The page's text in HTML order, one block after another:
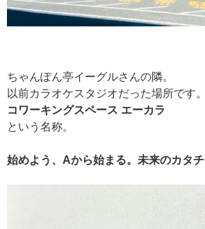
ちゃんぽん亭イーグルさんの隣。
以前カラオケスタジオだった場所です。
コワーキングスペース エーカラ
という名称。
始めよう、Aから始まる。未来のカタチ